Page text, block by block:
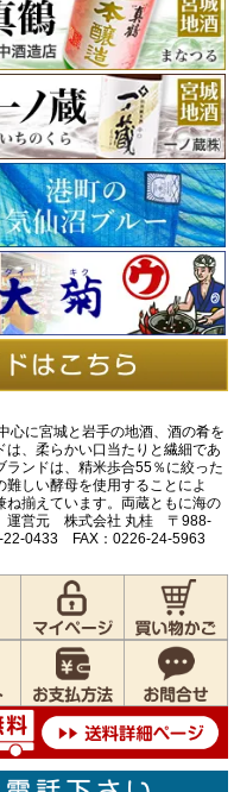
心に宮城と岩手の地酒、酒の肴を
、柔らかい口当たりと繊細であ
ランドは、精米歩合55％に絞った
しい酵母を使用することによ
ね揃えています。両蔵ともに海の
運営元 株式会社 丸桂 〒988-
0433 FAX：0226-24-5963